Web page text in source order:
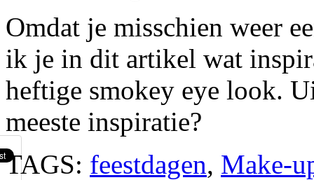
Omdat je misschien weer
ik je in dit artikel wat
heftige smokey eye look.
meeste inspiratie?
TAGS: feestdagen, Make-